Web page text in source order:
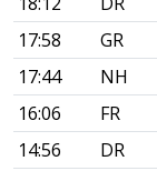
17:58
GR
17:44
NH
16:06
FR
14:56
DR